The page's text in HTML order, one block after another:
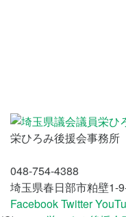
栄ひろみ後援会事務所
048-754-4388
埼玉県春日部市粕壁1-
FacebookTwitter